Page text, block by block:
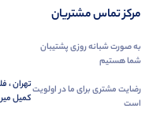
مرکز تماس مشتریان
به صورت شبانه روزی پشتیبان
شما هستیم
رضایت مشتری برای ما در اولویت
است
تهران ،
کمیل